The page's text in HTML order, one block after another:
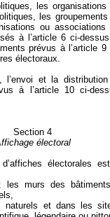
les
les
ou associations
à l’article 6 ci-
prévus à l’article
électoraux.
l’envoi et la
à l’article 10 ci-
Section 4
électoral
d’affiches électorales
les murs des
naturels et dans les